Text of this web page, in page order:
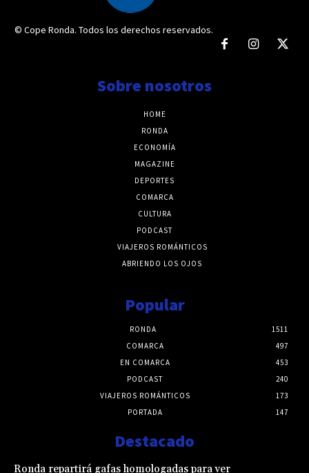
© Cope Ronda. Todos los derechos reservados.
Sobre nosotros
HOME
RONDA
ECONOMÍA
MAGAZINE
DEPORTES
COMARCA
CULTURA
PODCAST
VIAJEROS ROMÁNTICOS
ABRIENDO LOS OJOS
Popular
RONDA
1511
COMARCA
497
EN COMARCA
453
PODCAST
240
VIAJEROS ROMÁNTICOS
173
PORTADA
147
Destacado
Ronda repartirá gafas homologadas para ver